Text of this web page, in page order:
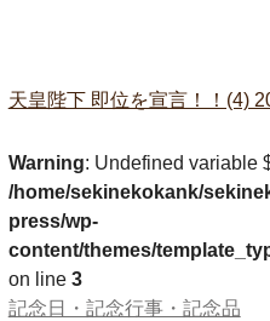
天皇陛下 即位を宣言！！(4)
Warning: Undefined variable
/home/sekinekokank/
press/wp-
content/themes/
on line 3
記念日・記念行事・記念品